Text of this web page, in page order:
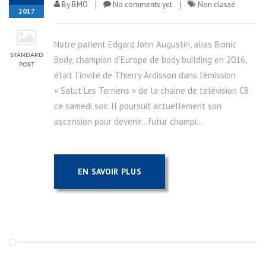
2017
By BMO No comments yet Non classé
Notre patient Edgard John Augustin, alias Bionic
Body, champion d’Europe de body building en 2016,
était l’invité de Thierry Ardisson dans l’émission
« Salut Les Terriens » de la chaine de télévision C8
ce samedi soir. Il poursuit actuellement son
ascension pour devenir…futur champi...
EN SAVOIR PLUS